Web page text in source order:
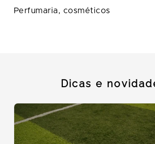
Perfumaria, cosméticos
Dicas e